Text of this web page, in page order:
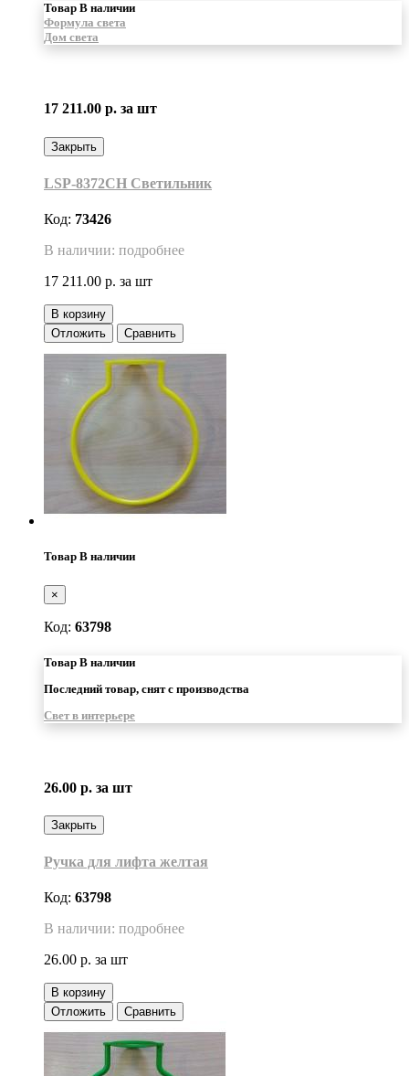
Товар В наличии
Формула света
Дом света
17 211.00 р. за шт
Закрыть
LSP-8372CH Светильник
Код: 73426
В наличии: подробнее
17 211.00 р. за шт
В корзину
Отложить
Сравнить
Товар В наличии
×
Код: 63798
Товар В наличии
Последний товар, снят с производства
Свет в интерьере
26.00 р. за шт
Закрыть
Ручка для лифта желтая
Код: 63798
В наличии: подробнее
26.00 р. за шт
В корзину
Отложить
Сравнить